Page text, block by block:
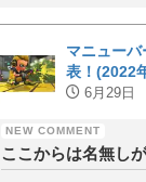
マニュー
表！(2022
6月29日